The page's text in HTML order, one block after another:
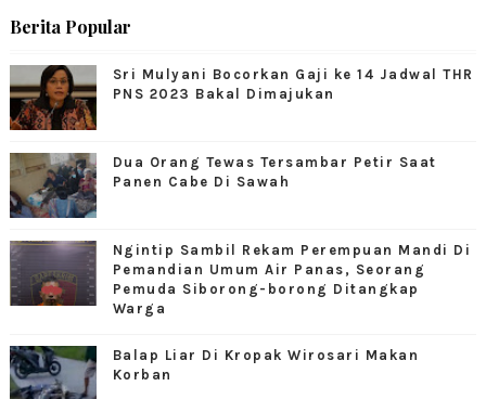
Berita Popular
Sri Mulyani Bocorkan Gaji ke 14 Jadwal THR
PNS 2023 Bakal Dimajukan
Dua Orang Tewas Tersambar Petir Saat
Panen Cabe Di Sawah
Ngintip Sambil Rekam Perempuan Mandi Di
Pemandian Umum Air Panas, Seorang
Pemuda Siborong-borong Ditangkap
Warga
Balap Liar Di Kropak Wirosari Makan
Korban